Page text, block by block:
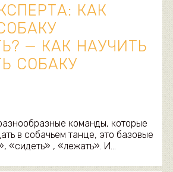
КАК
— КАК НАУЧИТЬ
СОБАКУ
команды, которые
в собачьем танце, это базовые
«сидеть» , «лежать». И…